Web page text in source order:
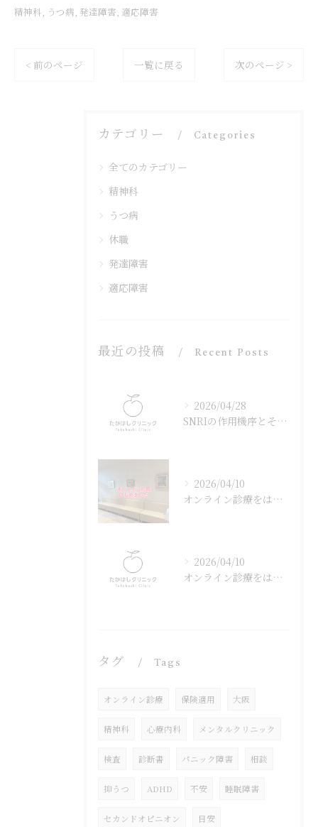
精神科 うつ病 発達障害 適応障害
< 前のページ 一覧に戻る 次のページ >
カテゴリー Categories
全てのカテゴリー
精神科
うつ病
休職
発達障害
適応障害
最近の投稿 Recent Posts
2026/04/28
SNRIの作用機序とその効果
2026/04/10
オンライン診療をはじめました
2026/04/10
オンライン診療をはじめました
タグ Tags
オンライン診療 保険適用 大阪
精神科 心療内科 メンタルクリニック
検査 診断書 パニック障害 相談
抑うつ ADHD 不安 睡眠障害
セカンドオピニオン 目安